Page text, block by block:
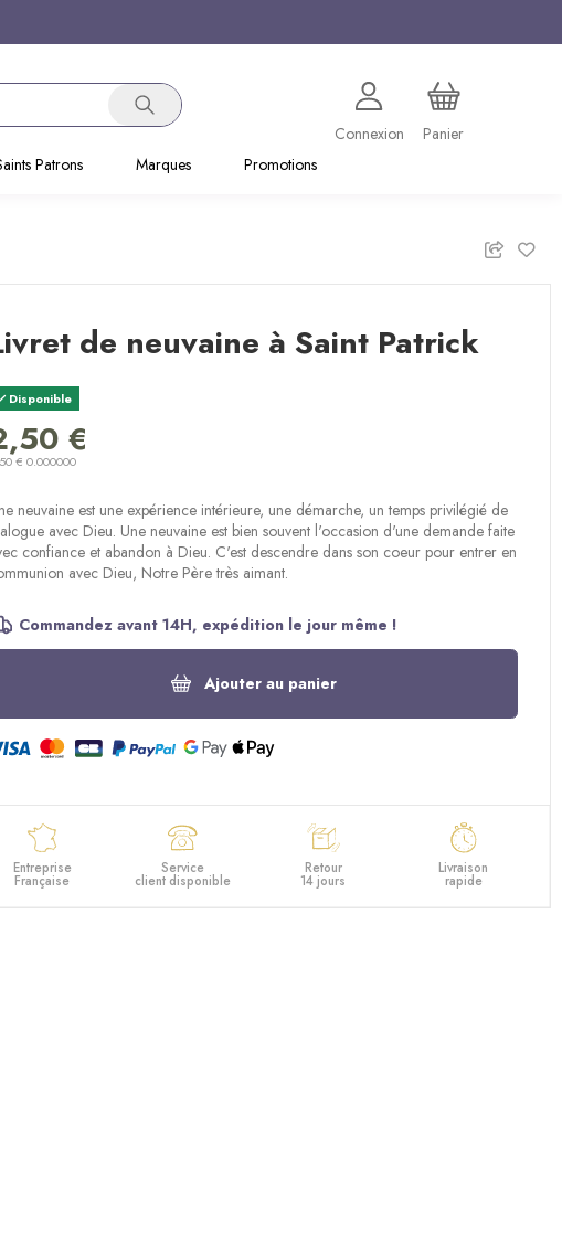
Connexion
Panier
Patrons Marques Promotions
de neuvaine à Saint Patrick
Disponible
€
€ 0.000000
neuvaine est une expérience intérieure, une démarche, un temps privilégié de
avec Dieu. Une neuvaine est bien souvent l'occasion d'une demande faite
confiance et abandon à Dieu. C'est descendre dans son coeur pour entrer en
avec Dieu, Notre Père très aimant.
Commandez avant 14H, expédition le jour même !
Ajouter au panier
Entreprise
Française
Service
client disponible
Retour
14 jours
Livraison
rapide